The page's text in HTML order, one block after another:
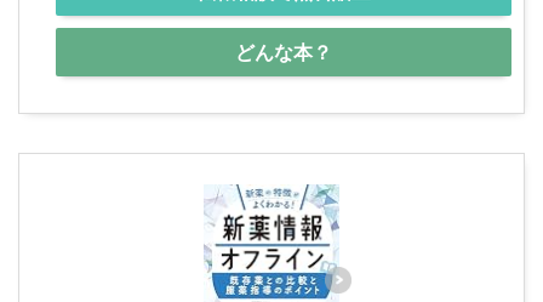
どんな本？